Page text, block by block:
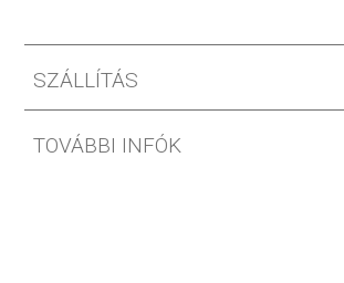
SZÁLLÍTÁS
TOVÁBBI INFÓK